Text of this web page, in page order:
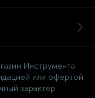
Инструмента
или офертой
характер.